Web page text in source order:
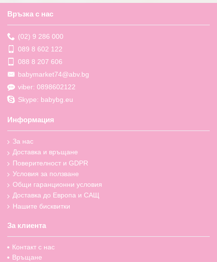
Връзка с нас
(02) 9 286 000
089 8 602 122
088 8 207 606
babymarket74@abv.bg
viber: 0898602122
Skype: babybg.eu
Информация
За нас
Доставка и връщане
Поверителност и GDPR
Условия за ползване
Общи гаранционни условия
Доставка до Европа и САЩ
Нашите бисквитки
За клиента
Контакт с нас
Връщане